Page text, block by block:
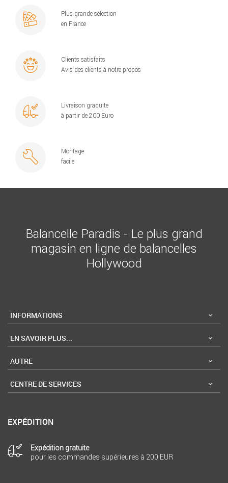
Plus grande sélection
en France
Clients satisfaits
Avis des clients à notre propos
Livraison graduite
à partir de 200 Euro
Montage
facile
Balancelle Paradis - Le plus grand
magasin en ligne de balancelles
Hollywood
INFORMATIONS
EN SAVOIR PLUS...
AUTRE
CENTRE DE SERVICES
EXPÉDITION
Expédition gratuite
pour les commandes supérieures à 200 EUR